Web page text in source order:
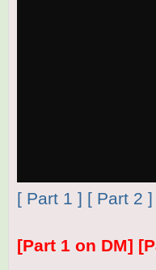
[ Part 1 ] [ Part 2 ]
[Part 1 on DM]